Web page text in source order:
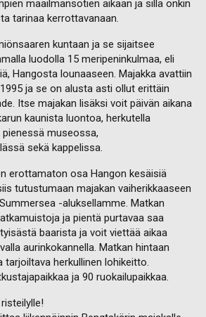
maailmansotien aikaan ja sillä onkin
tarinaa kerrottavanaan.
kuntaan ja se sijaitsee
luodolla 15 meripeninkulmaa, eli
Hangosta lounaaseen. Majakka avattiin
ja se on alusta asti ollut erittäin
Itse majakan lisäksi voit päivän aikana
kaunista luontoa, herkutella
pienessä museossa,
sekä kappelissa.
erottamaton osa Hangon kesäisiä
tutustumaan majakan vaiherikkaaseen
-aluksellamme. Matkan
ja pientä purtavaa saa
baarista ja voit viettää aikaa
aurinkokannella. Matkan hintaan
tarjoiltava herkullinen lohikeitto.
ja 90 ruokailupaikkaa.